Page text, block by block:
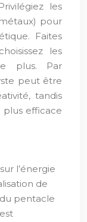
les
pour
Faites
les
plus. Par
peut être
tandis
efficace
l’énergie
de
du pentacle